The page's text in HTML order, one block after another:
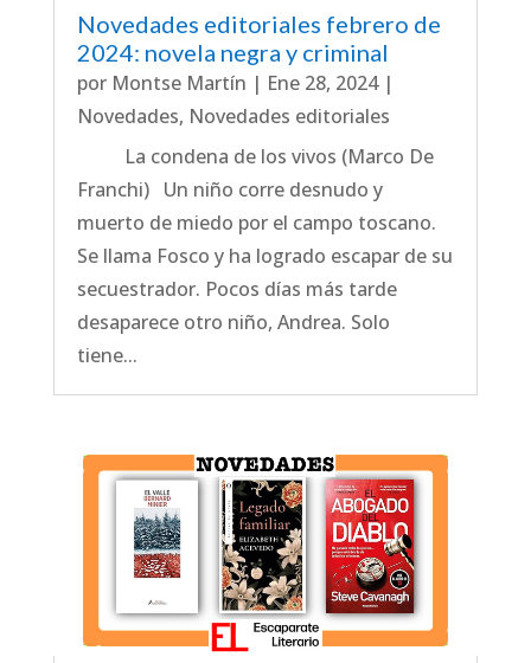
Novedades editoriales febrero de
2024: novela negra y criminal
por Montse Martín | Ene 28, 2024|
Novedades, Novedades editoriales
La condena de los vivos (Marco De
Franchi) Un niño corre desnudo y
muerto de miedo por el campo toscano.
Se llama Fosco y ha logrado escapar de su
secuestrador. Pocos días más tarde
desaparece otro niño, Andrea. Solo
tiene...